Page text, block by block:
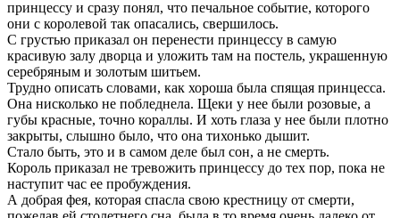
принцессу и сразу понял, что печальное событие, которого
они с королевой так опасались, свершилось.
С грустью приказал он перенести принцессу в самую
красивую залу дворца и уложить там на постель, украшенную
серебряным и золотым шитьем.
Трудно описать словами, как хороша была спящая принцесса.
Она нисколько не побледнела. Щеки у нее были розовые, а
губы красные, точно кораллы. И хоть глаза у нее были плотно
закрыты, слышно было, что она тихонько дышит.
Стало быть, это и в самом деле был сон, а не смерть.
Король приказал не тревожить принцессу до тех пор, пока не
наступит час ее пробуждения.
А добрая фея, которая спасла свою крестницу от смерти,